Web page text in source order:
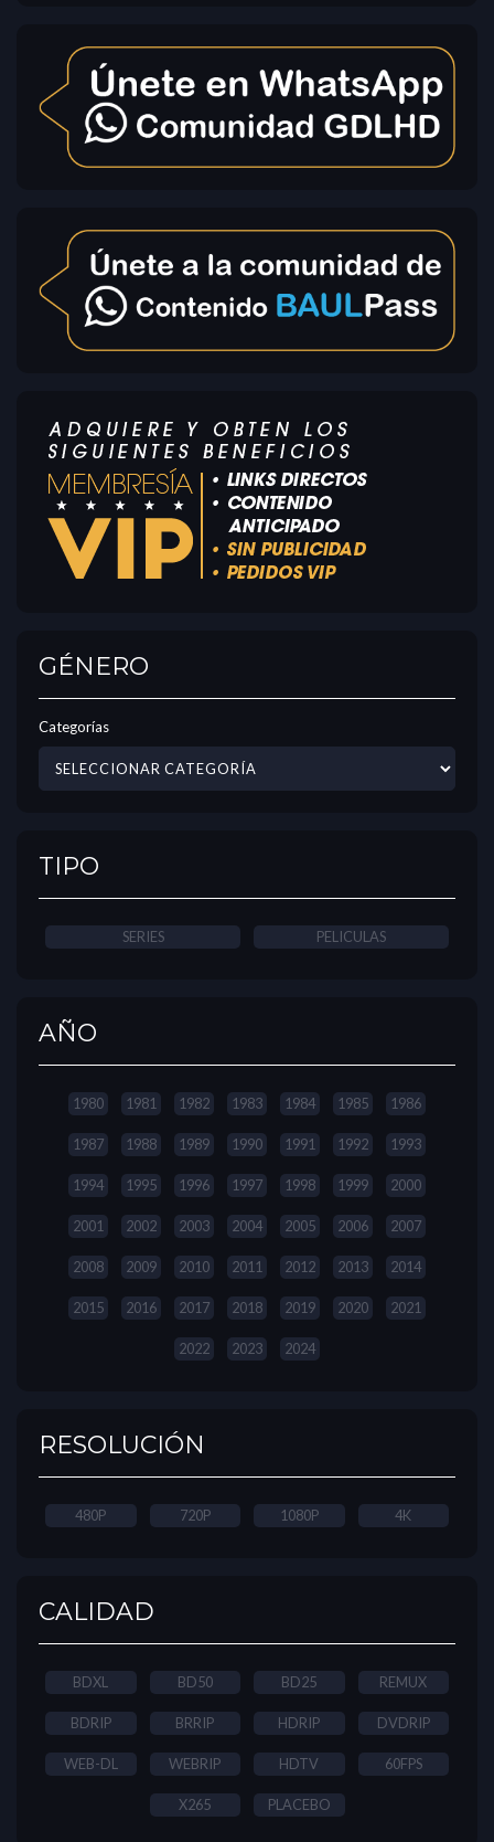
GÉNERO
Categorías
TIPO
SERIES PELICULAS
AÑO
1980 1981 1982 1983 1984 1985 1986
1987 1988 1989 1990 1991 1992 1993
1994 1995 1996 1997 1998 1999 2000
2001 2002 2003 2004 2005 2006 2007
2008 2009 2010 2011 2012 2013 2014
2015 2016 2017 2018 2019 2020 2021
2022 2023 2024
RESOLUCIÓN
480P 720P 1080P 4K
CALIDAD
BDXL BD50 BD25 REMUX
BDRIP BRRIP HDRIP DVDRIP
WEB-DL WEBRIP HDTV 60FPS
X265 PLACEBO